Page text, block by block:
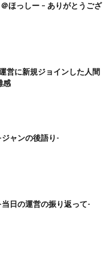
ほっしー – ありがとうござ
営に新規ジョインした人間
感
ャンの後語り-
日の運営の振り返って-